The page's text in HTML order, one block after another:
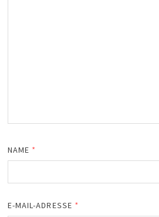
NAME *
E-MAIL-ADRESSE *